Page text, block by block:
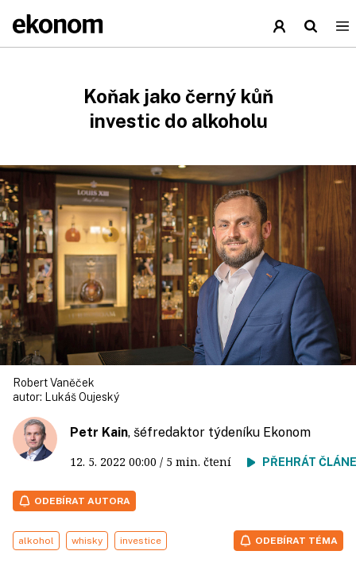
Koňak jako černý kůň
investic do alkoholu
Robert Vaněček
autor:
Lukáš Oujeský
Petr Kain, šéfredaktor týdeníku Ekonom
12. 5. 2022 00:00 / 5 min. čtení PŘEHRÁT
ODEBÍRAT AUTORA
alkohol whisky investice ODEBÍRAT TÉMA